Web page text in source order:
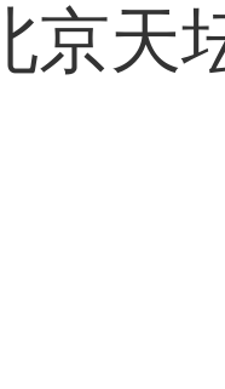
京天